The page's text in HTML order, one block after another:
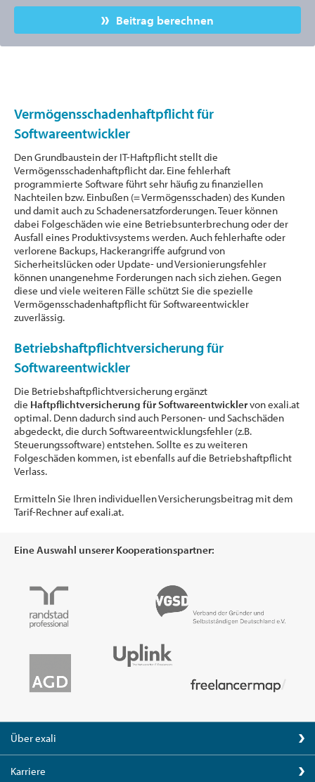
Beitrag berechnen
Vermögensschadenhaftpflicht für
Softwareentwickler
Den Grundbaustein der IT-Haftpflicht stellt die
Vermögensschadenhaftpflicht dar. Eine fehlerhaft
programmierte Software führt sehr häufig zu finanziellen
Nachteilen bzw. Einbußen (= Vermögensschaden) des Kunden
und damit auch zu Schadenersatzforderungen. Teuer können
dabei Folgeschäden wie eine Betriebsunterbrechung oder der
Ausfall eines Produktivsystems werden. Auch fehlerhafte oder
verlorene Backups, Hackerangriffe aufgrund von
Sicherheitslücken oder Update- und Versionierungsfehler
können unangenehme Forderungen nach sich ziehen. Gegen
diese und viele weiteren Fälle schützt Sie die spezielle
Vermögensschadenhaftpflicht für Softwareentwickler
zuverlässig.
Betriebshaftpflichtversicherung für
Softwareentwickler
Die Betriebshaftpflichtversicherung ergänzt
die Haftpflichtversicherung für Softwareentwicklervon exali.at
optimal. Denn dadurch sind auch Personen- und Sachschäden
abgedeckt, die durch Softwareentwicklungsfehler (z.B.
Steuerungssoftware) entstehen. Sollte es zu weiteren
Folgeschäden kommen, ist ebenfalls auf die Betriebshaftpflicht
Verlass.
Ermitteln Sie Ihren individuellen Versicherungsbeitrag mit dem
Tarif-Rechner auf exali.at.
Eine Auswahl unserer Kooperationspartner:
Über exali
Karriere